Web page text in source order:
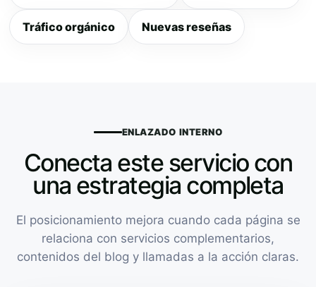
Tráfico orgánico Nuevas reseñas
ENLAZADO INTERNO
Conecta este servicio con
una estrategia completa
El posicionamiento mejora cuando cada página se
relaciona con servicios complementarios,
contenidos del blog y llamadas a la acción claras.